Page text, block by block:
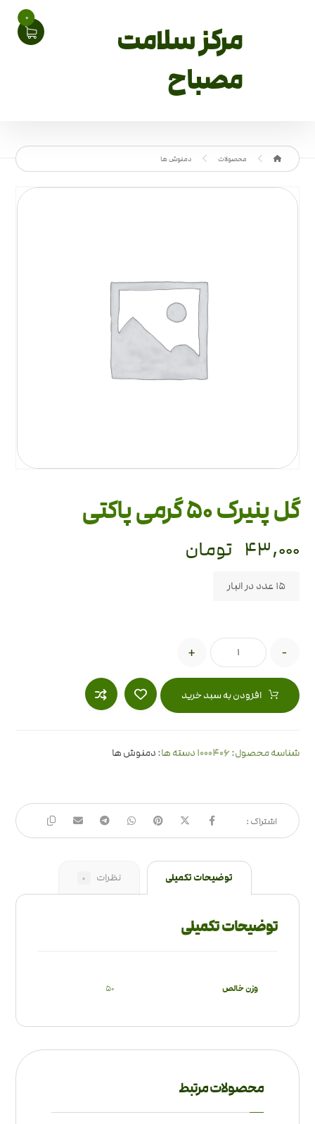
مرکز سلامت
مصباح
0
محصولات دمنوش ها
گل پنیرک 50 گرمی پاکتی
۴۳,۰۰۰ تومان
15 عدد در انبار
-
+
افزودن به سبد خرید
شناسه محصول:1000406 دسته ها: دمنوش ها
توضیحات تکمیلی نظرات 0
توضیحات تکمیلی
وزن خالص 50
محصولات مرتبط